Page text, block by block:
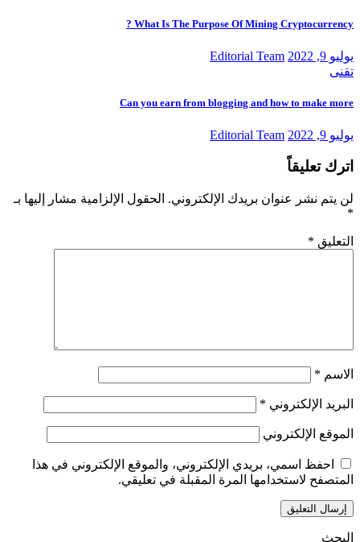
What Is The Purpose Of Mining Cryptocurrency ?
يوليو 9, 2022
Editorial Team
تقنى
Can you earn from blogging and how to make more
يوليو 9, 2022 Editorial Team
اترك تعليقاً
لن يتم نشر عنوان بريدك الإلكتروني. الحقول الإلزامية مشار إليها بـ
*
التعليق *
الاسم *
البريد الإلكتروني *
الموقع الإلكتروني
احفظ اسمي، بريدي الإلكتروني، والموقع الإلكتروني في هذا
المتصفح لاستخدامها المرة المقبلة في تعليقي.
البحث